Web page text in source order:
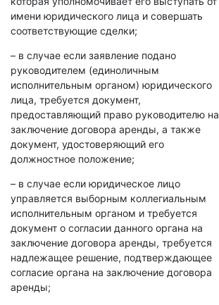
имени юридического лица и совершать
соответствующие сделки;
– в случае если заявление подано
руководителем (единоличным
исполнительным органом) юридического
лица, требуется документ,
предоставляющий право руководителю на
заключение договора аренды, а также
документ, удостоверяющий его
должностное положение;
– в случае если юридическое лицо
управляется выборным коллегиальным
исполнительным органом и требуется
документ о согласии данного органа на
заключение договора аренды, требуется
надлежащее решение, подтверждающее
согласие органа на заключение договора
аренды;